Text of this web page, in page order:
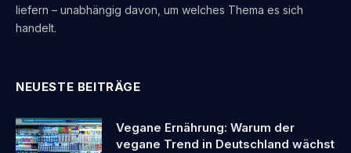
liefern – unabhängig davon, um welches Thema es sich
handelt.
NEUESTE BEITRÄGE
Vegane Ernährung: Warum der
vegane Trend in Deutschland wächst